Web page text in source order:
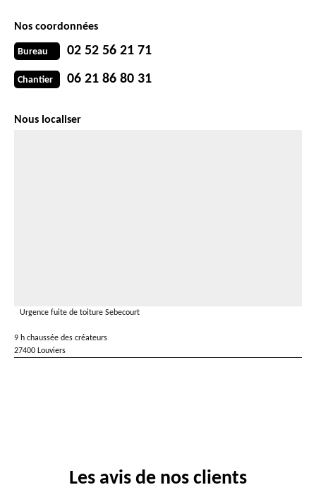
Nos coordonnées
Bureau 02 52 56 21 71
Chantier 06 21 86 80 31
Nous localiser
Urgence fuite de toiture Sebecourt
9 h chaussée des créateurs
27400 Louviers
Les avis de nos clients